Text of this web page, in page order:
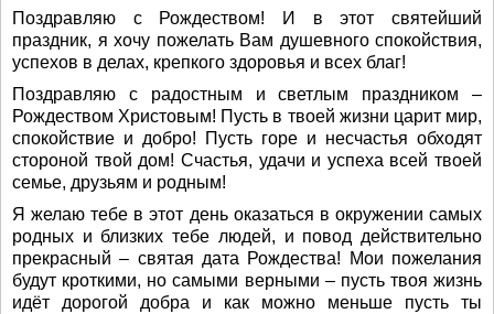
Поздравляю с Рождеством! И в этот святейший
праздник, я хочу пожелать Вам душевного спокойствия,
успехов в делах, крепкого здоровья и всех благ!
Поздравляю с радостным и светлым праздником –
Рождеством Христовым! Пусть в твоей жизни царит мир,
спокойствие и добро! Пусть горе и несчастья обходят
стороной твой дом! Счастья, удачи и успеха всей твоей
семье, друзьям и родным!
Я желаю тебе в этот день оказаться в окружении самых
родных и близких тебе людей, и повод действительно
прекрасный – святая дата Рождества! Мои пожелания
будут кроткими, но самыми верными – пусть твоя жизнь
идёт дорогой добра и как можно меньше пусть ты